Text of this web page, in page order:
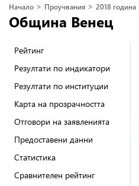
Начало > Проучвания > 2018 година
Община Венец
Рейтинг
Резултати по индикатори
Резултати по институции
Карта на прозрачността
Отговори на заявленията
Предоставени данни
Статистика
Сравнителен рейтинг